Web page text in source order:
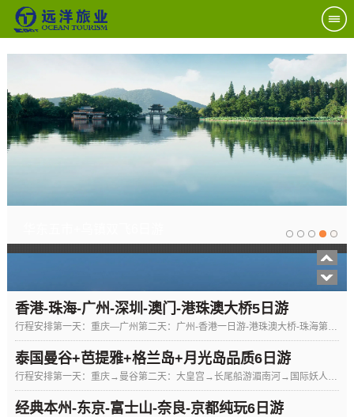
香港-珠海-广州-深圳-澳门-港珠澳大桥5日游
行程安排第一天：重庆—广州第二天：广州-香港一日游-港珠澳大桥-珠海第三天：珠海-澳门-珠海第四天：珠海—中山—广州—重...
泰国曼谷+芭提雅+格兰岛+月光岛品质6日游
行程安排第一天：重庆→曼谷第二天：大皇宫→长尾船游湄南河→国际妖人秀第三天：珠宝中心/原石博物馆→东芭乐园...
经典本州-东京-富士山-奈良-京都纯玩6日游